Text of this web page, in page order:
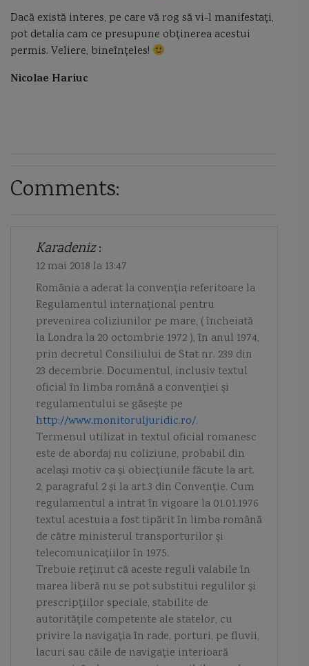
Dacă există interes, pe care vă rog să vi-l manifestaţi,
pot detalia cam ce presupune obţinerea acestui
permis. Veliere, bineînţeles!
Nicolae Hariuc
Comments:
Karadeniz :
12 mai 2018 la 13:47
România a aderat la convenția referitoare la
Regulamentul internațional pentru
prevenirea coliziunilor pe mare, ( încheiată
la Londra la 20 octombrie 1972 ), în anul 1974,
prin decretul Consiliului de Stat nr. 239 din
23 decembrie. Documentul, inclusiv textul
oficial în limba română a convenției și
regulamentului se găsește pe
http://www.monitoruljuridic.ro/.
Termenul utilizat in textul oficial romanesc
este de abordaj nu coliziune, probabil din
același motiv ca și obiecțiunile făcute la art.
2, paragraful 2 și la art.3 din Convenție. Cum
regulamentul a intrat în vigoare la 01.01.1976
textul acestuia a fost tipărit în limba română
de către ministerul transporturilor și
telecomunicațiilor în 1975.
Trebuie reținut că aceste reguli valabile în
marea liberă nu se pot substitui regulilor și
prescripțiilor speciale, stabilite de
autoritățile competente ale statelor, cu
privire la navigația în rade, porturi, pe fluvii,
lacuri sau căile de navigație interioară